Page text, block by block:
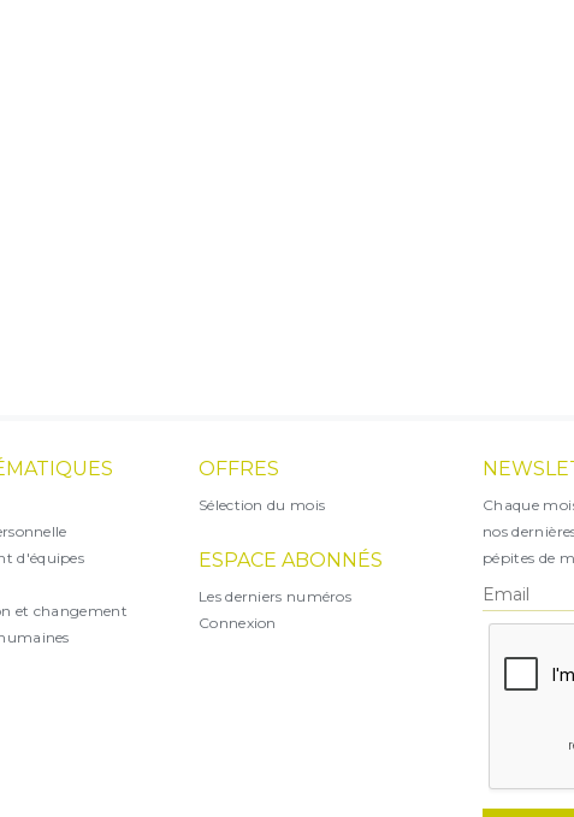
d'équipes
et changement
OFFRES
Sélection du mois
ESPACE ABONNÉS
Les derniers numéros
Connexion
Chaque
nos
pépites de